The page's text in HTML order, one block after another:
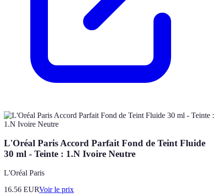
L'Oréal Paris Accord Parfait Fond de Teint Fluide
30 ml - Teinte : 1.N Ivoire Neutre
L'Oréal Paris
16.56 EURVoir le prix